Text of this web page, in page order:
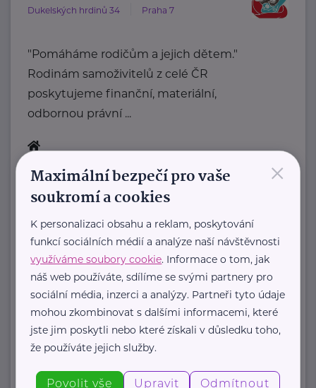
Dukelských hrdinů 34 Praha 7
"Pomáháme rodičům a jejich dětem."
Rodinám samoživitelů z celé ČR
poskytujeme finanční, materiální,
odbornou právní ...
+420 800 995 511
info@klubsvobodnychmatek.cz
Ministerstvo práce a sociálních věcí ČR
Na Poříčním právu 1/376 Praha 2
https://www.mpsv.cz/
+420 950 191 111
posta@mpsv.cz
Povltavská 5/74 Praha 7 – Troja
×
Maximální bezpečí pro vaše
soukromí a cookies
K personalizaci obsahu a reklam, poskytování
funkcí sociálních médií a analýze naší návštěvnosti
využíváme soubory cookie. Informace o tom, jak
náš web používáte, sdílíme se svými partnery pro
sociální média, inzerci a analýzy. Partneři tyto údaje
mohou zkombinovat s dalšími informacemi, které
jste jim poskytli nebo které získali v důsledku toho,
že používáte jejich služby.
Povolit vše Upravit Odmítnout